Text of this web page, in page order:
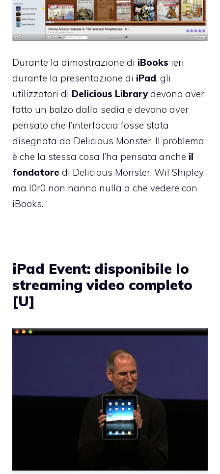
Durante la dimostrazione di iBooks ieri
durante la presentazione di iPad, gli
utilizzatori di Delicious Librarydevono aver
fatto un balzo dalla sedia e devono aver
pensato che l’interfaccia fosse stata
disegnata da Delicious Monster. Il problema
è che la stessa cosa l’ha pensata anche il
fondatore di Delicious Monster, Wil Shipley,
ma l0r0 non hanno nulla a che vedere con
iBooks.
iPad Event: disponibile lo
streaming video completo
[U]